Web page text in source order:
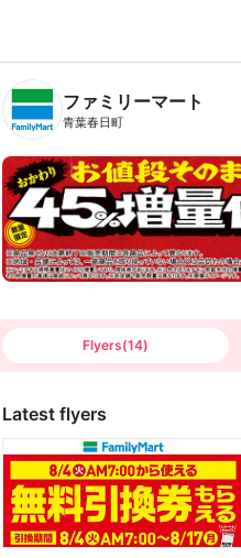
B
n
T
ファミリーマート
青葉春日町
Flyers(14)
Latest flyers